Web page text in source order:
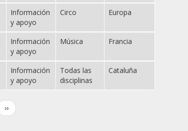
Información
y apoyo
Circo Europa
Información
y apoyo
Música Francia
Información
y apoyo
Todas las
disciplinas
Cataluña
Siguiente
página
››